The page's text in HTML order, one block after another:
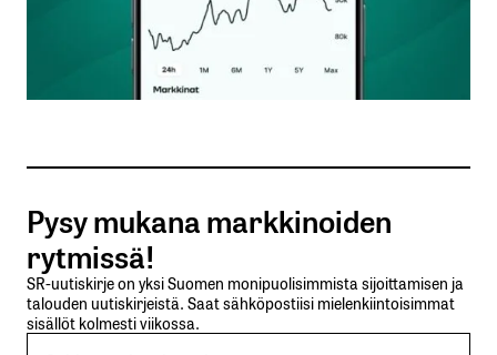
Nimesi tai nimimerkkisi
Sähköpostiosoitteesi
Tilaa SalkunRakentajan uutiskirje
Lähetä kommentti
Pysy mukana markkinoiden
rytmissä!
SR-uutiskirje on yksi Suomen monipuolisimmista sijoittamisen ja
talouden uutiskirjeistä. Saat sähköpostiisi mielenkiintoisimmat
sisällöt kolmesti viikossa.